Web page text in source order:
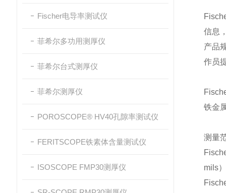
Fischer电导率测试仪
菲希尔多功用测厚仪
菲希尔台式测厚仪
菲希尔测厚仪
POROSCOPE® HV40孔隙率测试仪
FERITSCOPE铁素体含量测试仪
ISOSCOPE FMP30测厚仪
信息
产品
作员
铁金
测量
mils